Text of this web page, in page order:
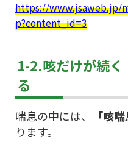
https://www.jsaweb.jp/
p?content_id=3
1-2.咳だけが続
る
喘息の中には、 「咳喘
ります。